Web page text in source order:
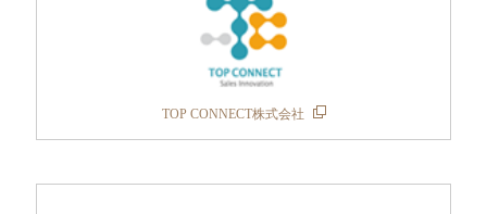
TOP CONNECT株式会社